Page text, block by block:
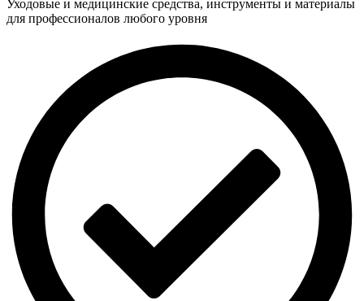
Уходовые и медицинские средства, инструменты и материалы
для профессионалов любого уровня